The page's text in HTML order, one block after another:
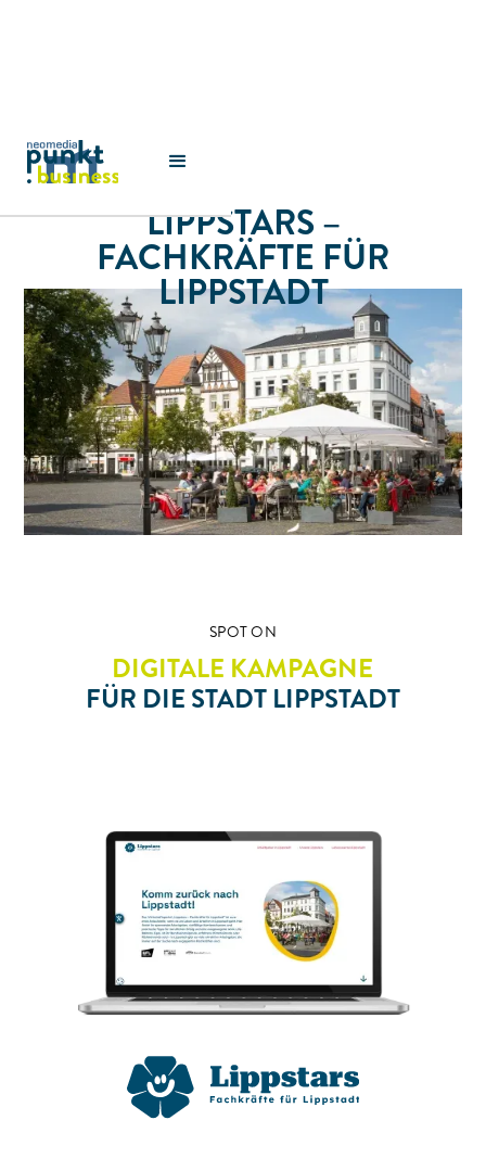
LIPPSTARS –
FACHKRÄFTE FÜR
LIPPSTADT
SPOT ON
DIGITALE KAMPAGNE
FÜR DIE STADT LIPPSTADT